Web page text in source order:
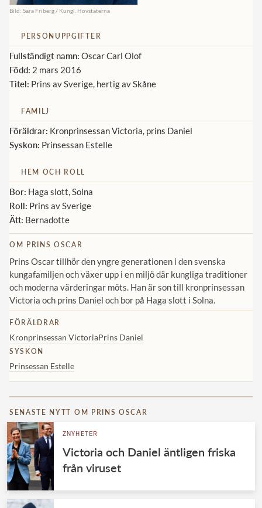
Belgiska kungahuset
Thailändska kungahuset
Monacos furstehus
Bild: Sara Friberg / Kungl. Hovstaterna
PERSONUPPGIFTER
Fullständigt namn: Oscar Carl Olof
Född: 2 mars 2016
Titel: Prins av Sverige, hertig av Skåne
FAMILJ
Föräldrar: Kronprinsessan Victoria, prins Daniel
Syskon: Prinsessan Estelle
HEM OCH ROLL
Bor: Haga slott, Solna
Roll: Prins av Sverige
Ätt: Bernadotte
OM PRINS OSCAR
Prins Oscar tillhör den yngre generationen i den svenska
kungafamiljen och växer upp i en miljö där kungliga traditioner
och moderna värderingar möts. Han är son till kronprinsessan
Victoria och prins Daniel och bor på Haga slott i Solna.
FÖRÄLDRAR
Kronprinsessan VictoriaPrins Daniel
SYSKON
Prinsessan Estelle
SENASTE NYTT OM PRINS OSCAR
ZNYHETER
Victoria och Daniel äntligen friska
från viruset